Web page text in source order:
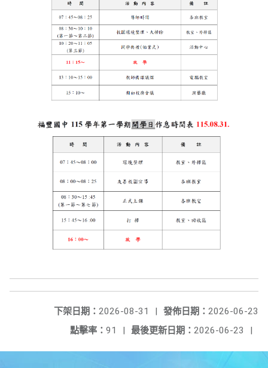
發佈日期： 2026-06-23
下架日期： 2026-08-31
|
最後更新日期： 2026-06-23 |
點擊率： 91 |